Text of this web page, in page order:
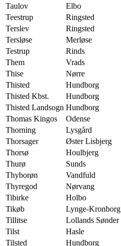
Taulov
Elbo
Teestrup
Ringsted
Terslev
Ringsted
Tersløse
Merløse
Testrup
Rinds
Them
Vrads
Thise
Nørre
Thisted
Hundborg
Thisted Kbst.
Hundborg
Thisted Landsogn Hundborg
Thomas Kingos
Odense
Thorning
Lysgård
Thorsager
Øster Lisbjerg
Thorsø
Houlbjerg
Thurø
Sunds
Thyborøn
Vandfuld
Thyregod
Nørvang
Tibirke
Holbo
Tikøb
Lynge-Kronborg
Tillitse
Lollands Sønder
Tilst
Hasle
Tilsted
Hundborg